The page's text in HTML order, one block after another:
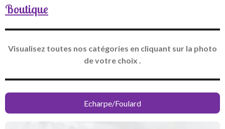
Boutique
Visualisez toutes nos catégories en cliquant sur la photo
de votre choix .
Echarpe/Foulard